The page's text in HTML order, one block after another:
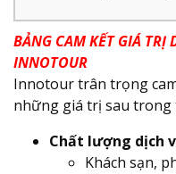
BẢNG CAM KẾT GIÁ TRỊ
INNOTOUR
Innotour trân trọng
những giá trị sau
Chất lượng dịch
Khách sạn,